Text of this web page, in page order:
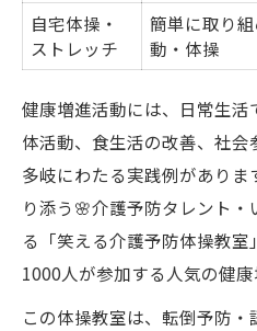
🌸ご高齢者に寄り
いぜなひさお氏お
自宅体操・
ストレッチ
簡単に取り
動・体操
健康増進活動には、日常生
体活動、食生活の改善、社
多岐にわたる実践例があり
り添う🌸介護予防タレント
る「笑える介護予防体操教
1000人が参加する人気の健康
この体操教室は、転倒予防